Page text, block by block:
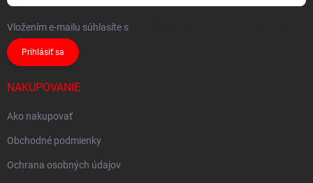
Vložením e-mailu súhlasíte s
Prihlásiť sa
NAKUPOVANIE
Ako nakupovať
Obchodné podmienky
Ochrana osobných údajov